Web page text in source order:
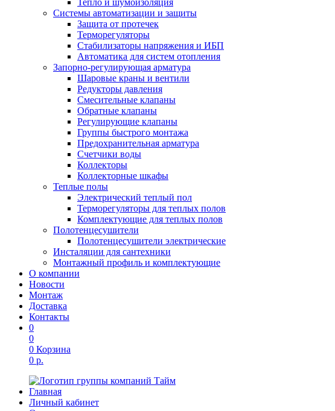
Тепло и шумоизоляция
Системы автоматизации и защиты
Защита от протечек
Терморегуляторы
Стабилизаторы напряжения и ИБП
Автоматика для систем отопления
Запорно-регулирующая арматура
Шаровые краны и вентили
Редукторы давления
Смесительные клапаны
Обратные клапаны
Регулирующие клапаны
Группы быстрого монтажа
Предохранительная арматура
Счетчики воды
Коллекторы
Коллекторные шкафы
Теплые полы
Электрический теплый пол
Терморегуляторы для теплых полов
Комплектующие для теплых полов
Полотенцесушители
Полотенцесушители электрические
Инсталяции для сантехники
Монтажный профиль и комплектующие
О компании
Новости
Монтаж
Доставка
Контакты
0
0
0 Корзина
0 р.
Главная
Личный кабинет